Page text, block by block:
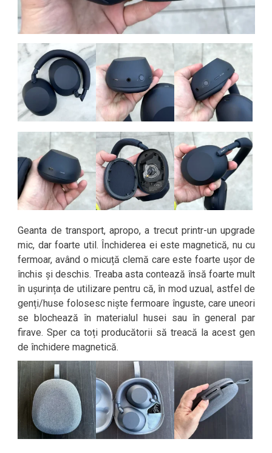
Geanta de transport, apropo, a trecut printr-un upgrade
mic, dar foarte util. Închiderea ei este magnetică, nu cu
fermoar, având o micuță clemă care este foarte ușor de
închis și deschis. Treaba asta contează însă foarte mult
în ușurința de utilizare pentru că, în mod uzual, astfel de
genți/huse folosesc niște fermoare înguste, care uneori
se blochează în materialul husei sau în general par
firave. Sper ca toți producătorii să treacă la acest gen
de închidere magnetică.